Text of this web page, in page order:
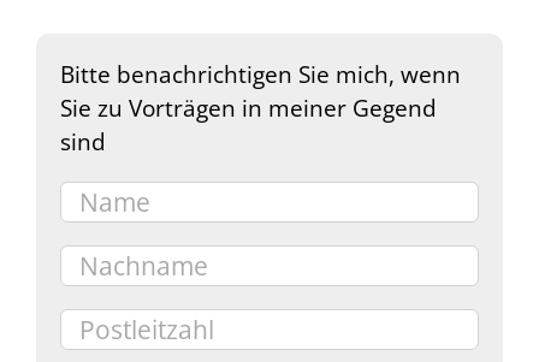
Bitte benachrichtigen Sie mich, wenn
Sie zu Vorträgen in meiner Gegend
sind